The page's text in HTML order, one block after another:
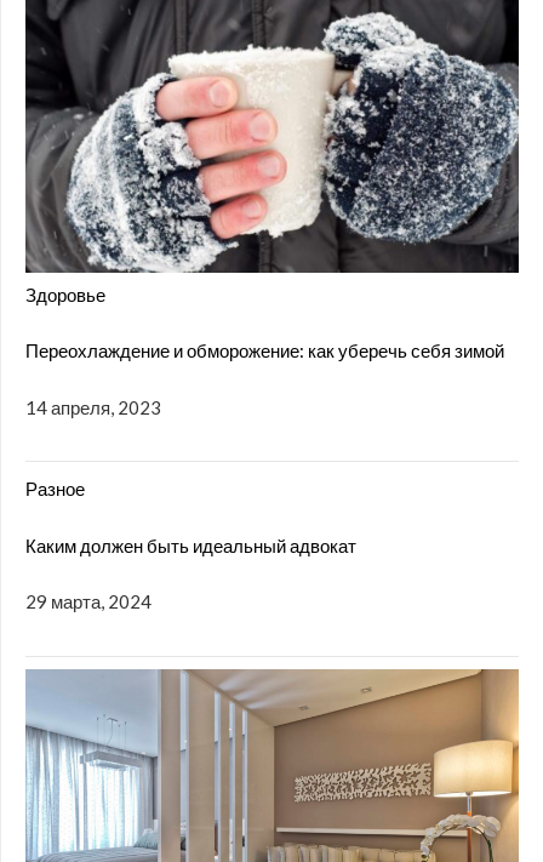
Здоровье
Переохлаждение и обморожение: как уберечь себя зимой
14 апреля, 2023
Разное
Каким должен быть идеальный адвокат
29 марта, 2024